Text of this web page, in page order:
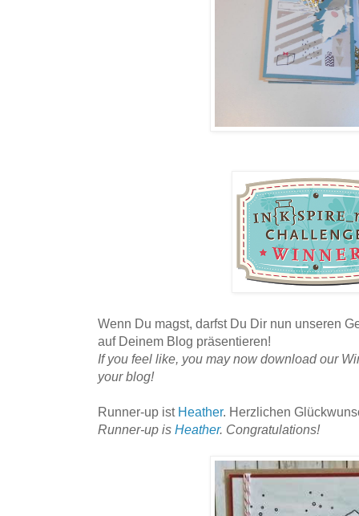
Wenn Du magst, darfst Du Dir nun unseren
auf Deinem Blog präsentieren!
If you feel like, you may now download our
your blog!
Runner-up ist Heather. Herzlichen
Runner-up is Heather. Congratulations!